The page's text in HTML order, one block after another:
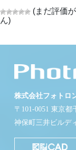
(まだ評価
ん)
株式会社フォト
〒101-0051 東京
神保町三井ビルデ